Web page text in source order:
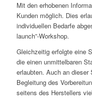
Mit den erhobenen
Kunden möglich. Dies
individuellen Bedarfe
launch”-Workshop.
Gleichzeitig erfolgte eine
die einen unmittelbaren
erlaubten. Auch an dieser
Begleitung des
seitens des Herstellers